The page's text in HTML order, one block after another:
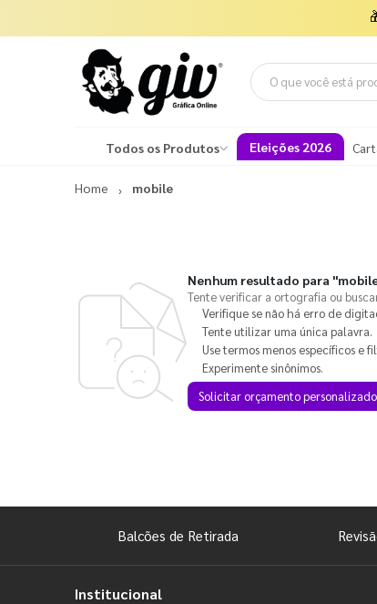
Todos os Produtos Eleições 2026
Home mobile
Nenhum resultado para
Tente verificar a ortografia ou
Verifique se não há erro de
Tente utilizar uma única palavra.
Use termos menos específicos e
Experimente sinônimos.
Solicitar orçamento personalizado
Balcões de Retirada
Institucional